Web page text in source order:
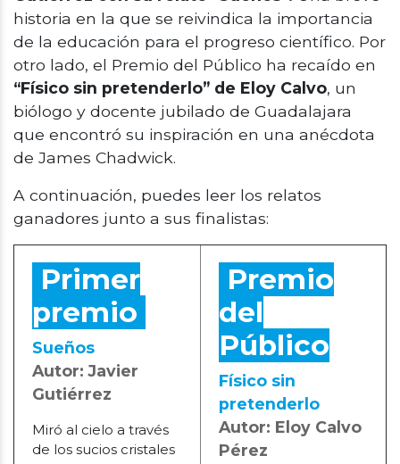
historia en la que se reivindica la importancia
de la educación para el progreso científico. Por
otro lado, el Premio del Público ha recaído en
“Físico sin pretenderlo” de Eloy Calvo, un
biólogo y docente jubilado de Guadalajara
que encontró su inspiración en una anécdota
de James Chadwick.
A continuación, puedes leer los relatos
ganadores junto a sus finalistas:
Primer
premio
Sueños
Autor: Javier
Gutiérrez
Miró al cielo a través
de los sucios cristales
Premio
del
Público
Físico sin
pretenderlo
Autor: Eloy Calvo
Pérez